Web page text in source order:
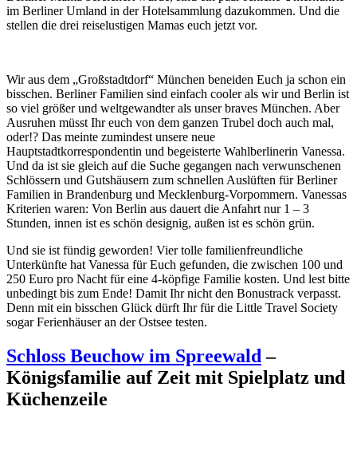
im Berliner Umland in der Hotelsammlung dazukommen. Und die
stellen die drei reiselustigen Mamas euch jetzt vor.
Wir aus dem „Großstadtdorf“ München beneiden Euch ja schon ein
bisschen. Berliner Familien sind einfach cooler als wir und Berlin ist
so viel größer und weltgewandter als unser braves München. Aber
Ausruhen müsst Ihr euch von dem ganzen Trubel doch auch mal,
oder!? Das meinte zumindest unsere neue
Hauptstadtkorrespondentin und begeisterte Wahlberlinerin Vanessa.
Und da ist sie gleich auf die Suche gegangen nach verwunschenen
Schlössern und Gutshäusern zum schnellen Auslüften für Berliner
Familien in Brandenburg und Mecklenburg-Vorpommern. Vanessas
Kriterien waren: Von Berlin aus dauert die Anfahrt nur 1 – 3
Stunden, innen ist es schön designig, außen ist es schön grün.
Und sie ist fündig geworden! Vier tolle familienfreundliche
Unterkünfte hat Vanessa für Euch gefunden, die zwischen 100 und
250 Euro pro Nacht für eine 4-köpfige Familie kosten. Und lest bitte
unbedingt bis zum Ende! Damit Ihr nicht den Bonustrack verpasst.
Denn mit ein bisschen Glück dürft Ihr für die Little Travel Society
sogar Ferienhäuser an der Ostsee testen.
Schloss Beuchow im Spreewald –
Königsfamilie auf Zeit mit Spielplatz und
Küchenzeile